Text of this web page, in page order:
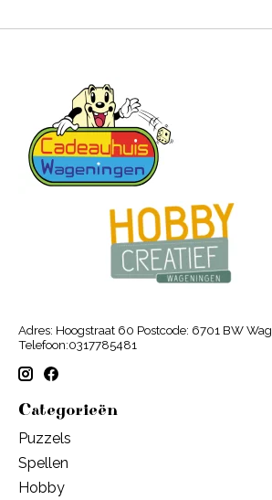
Adres: Hoogstraat 60 Postcode: 6701 BW
Telefoon:0317785481
Categorieën
Puzzels
Spellen
Hobby